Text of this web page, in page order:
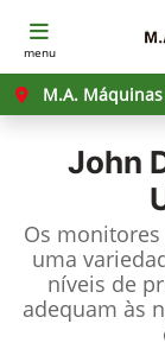
menu
M.A.
John
Os monitores
uma
níveis de
adequam às